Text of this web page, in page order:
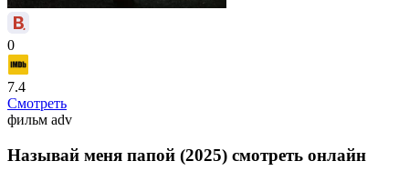
0
7.4
Смотреть
фильм adv
Называй меня папой (2025) смотреть онлайн